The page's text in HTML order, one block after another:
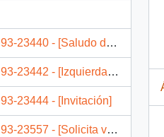
93-23440 - [Saludo de cumpleaños]
93-23442 - [Izquierda Cristiana informa nueva directiva nacional]
93-23444 - [Invitación]
93-23557 - [Solicita visita del Presidente a escuela básica]